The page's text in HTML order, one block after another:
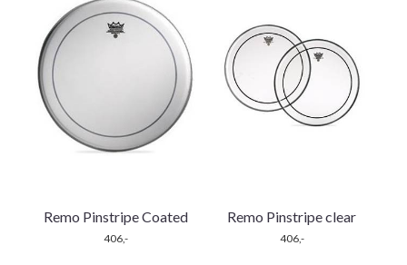
Remo Pinstripe Coated
406,-
Remo Pinstripe clear
406,-